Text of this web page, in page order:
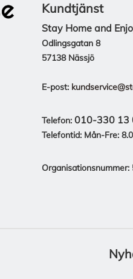
Kundtjänst
Stay Home and
Odlingsgatan 8
57138 Nässjö
E-post:
Telefon: 010-330 13
Telefontid: Mån-Fre:
Organisationsnummer: